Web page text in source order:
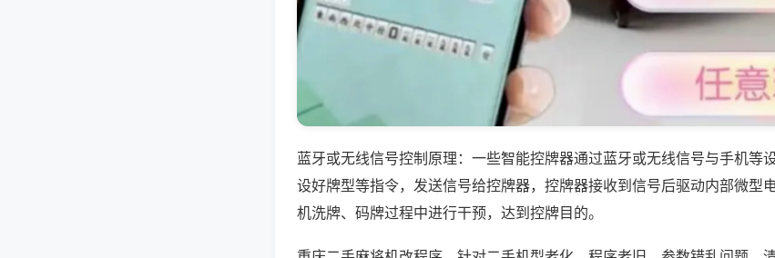
蓝牙或无线信号控制原理：一些智能控牌器通过蓝牙或无线信号与手机等
设好牌型等指令，发送信号给控牌器，控牌器接收到信号后驱动内部微型
机洗牌、码牌过程中进行干预，达到控牌目的。